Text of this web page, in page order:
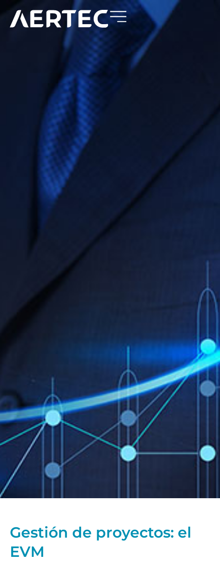
Gestión de proyectos: el
EVM